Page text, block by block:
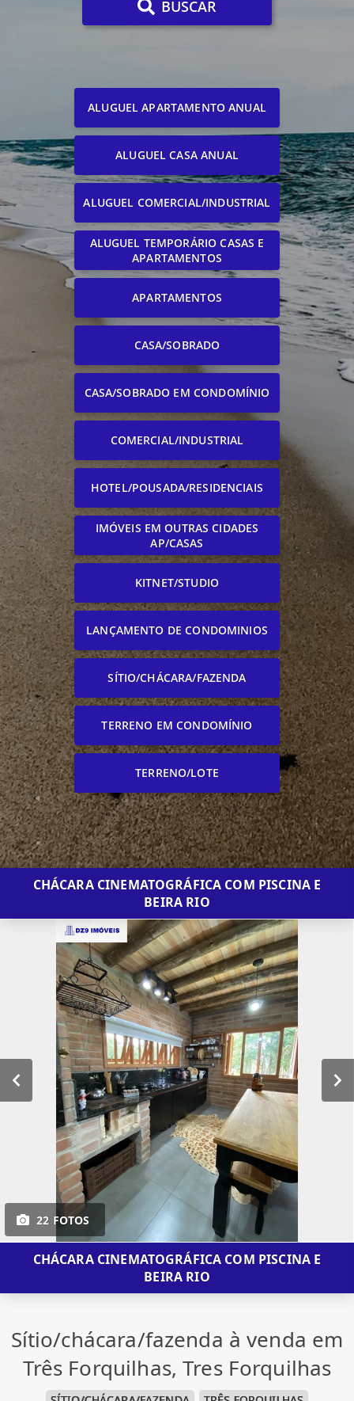
BUSCAR
ALUGUEL APARTAMENTO ANUAL
ALUGUEL CASA ANUAL
ALUGUEL COMERCIAL/INDUSTRIAL
ALUGUEL TEMPORÁRIO CASAS E
APARTAMENTOS
APARTAMENTOS
CASA/SOBRADO
CASA/SOBRADO EM CONDOMÍNIO
COMERCIAL/INDUSTRIAL
HOTEL/POUSADA/RESIDENCIAIS
IMÓVEIS EM OUTRAS CIDADES
AP/CASAS
KITNET/STUDIO
LANÇAMENTO DE CONDOMINIOS
SÍTIO/CHÁCARA/FAZENDA
TERRENO EM CONDOMÍNIO
TERRENO/LOTE
CHÁCARA CINEMATOGRÁFICA COM PISCINA E
BEIRA RIO
22 FOTOS
CHÁCARA CINEMATOGRÁFICA COM PISCINA E
BEIRA RIO
Sítio/chácara/fazenda à venda em
Três Forquilhas, Tres Forquilhas